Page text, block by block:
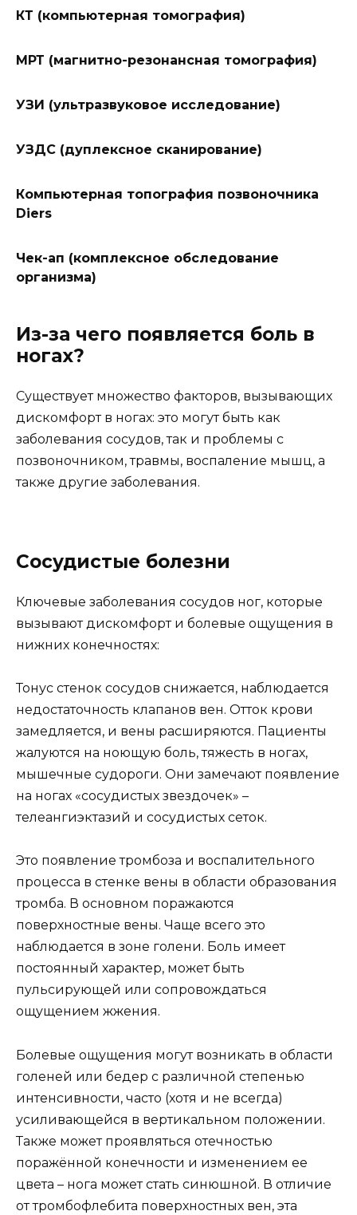
КТ (компьютерная томография)
МРТ (магнитно-резонансная томография)
УЗИ (ультразвуковое исследование)
УЗДС (дуплексное сканирование)
Компьютерная топография позвоночника
Diers
Чек-ап (комплексное обследование
организма)
Из-за чего появляется боль в
ногах?
Существует множество факторов, вызывающих
дискомфорт в ногах: это могут быть как
заболевания сосудов, так и проблемы с
позвоночником, травмы, воспаление мышц, а
также другие заболевания.
Сосудистые болезни
Ключевые заболевания сосудов ног, которые
вызывают дискомфорт и болевые ощущения в
нижних конечностях:
Тонус стенок сосудов снижается, наблюдается
недостаточность клапанов вен. Отток крови
замедляется, и вены расширяются. Пациенты
жалуются на ноющую боль, тяжесть в ногах,
мышечные судороги. Они замечают появление
на ногах «сосудистых звездочек» –
телеангиэктазий и сосудистых сеток.
Это появление тромбоза и воспалительного
процесса в стенке вены в области образования
тромба. В основном поражаются
поверхностные вены. Чаще всего это
наблюдается в зоне голени. Боль имеет
постоянный характер, может быть
пульсирующей или сопровождаться
ощущением жжения.
Болевые ощущения могут возникать в области
голеней или бедер с различной степенью
интенсивности, часто (хотя и не всегда)
усиливающейся в вертикальном положении.
Также может проявляться отечностью
поражённой конечности и изменением ее
цвета – нога может стать синюшной. В отличие
от тромбофлебита поверхностных вен, эта